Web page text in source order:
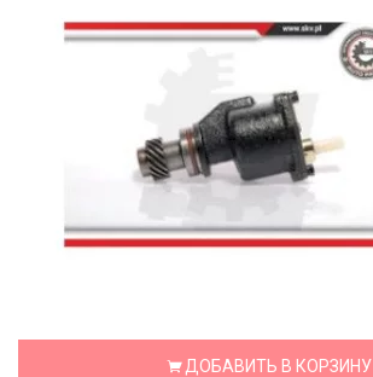
ДОБАВИТЬ В КОРЗИНУ